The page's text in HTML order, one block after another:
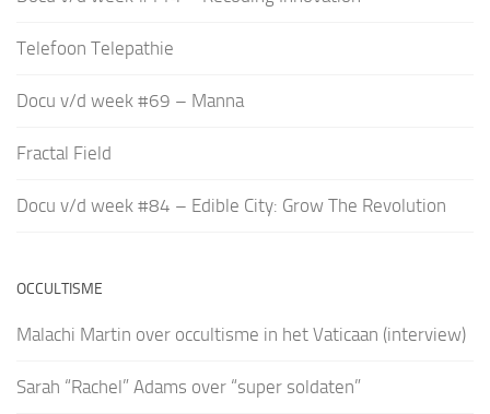
Telefoon Telepathie
Docu v/d week #69 – Manna
Fractal Field
Docu v/d week #84 – Edible City: Grow The Revolution
OCCULTISME
Malachi Martin over occultisme in het Vaticaan (interview)
Sarah “Rachel” Adams over “super soldaten”